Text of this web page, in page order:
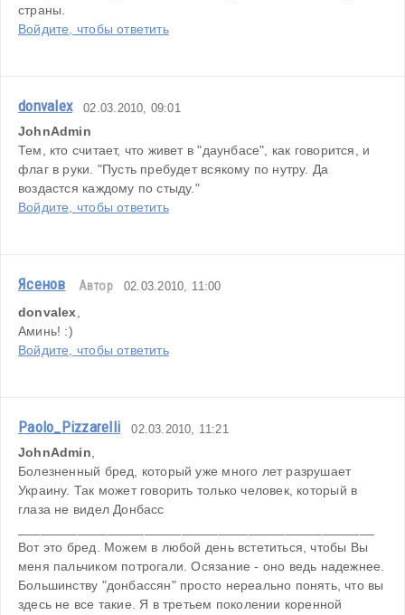
страны.
Войдите, чтобы ответить
donvalex 02.03.2010, 09:01
JohnAdmin
Тем, кто считает, что живет в "даунбасе", как говорится, и
флаг в руки. "Пусть пребудет всякому по нутру. Да
воздастся каждому по стыду."
Войдите, чтобы ответить
Ясенов Автор 02.03.2010, 11:00
donvalex,
Аминь! :)
Войдите, чтобы ответить
Paolo_Pizzarelli 02.03.2010, 11:21
JohnAdmin,
Болезненный бред, который уже много лет разрушает
Украину. Так может говорить только человек, который в
глаза не видел Донбасс
Вот это бред. Можем в любой день встетиться, чтобы Вы
меня пальчиком потрогали. Осязание - оно ведь надежнее.
Большинству "донбассян" просто нереально понять, что вы
здесь не все такие. Я в третьем поколении коренной